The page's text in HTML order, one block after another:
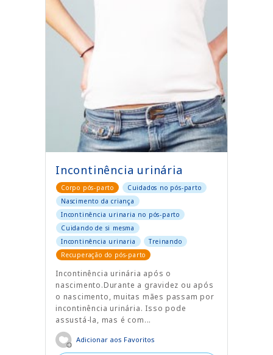
Incontinência urinária
Corpo pós-parto
Cuidados no pós-parto
Nascimento da criança
Incontinência urinaria no pós-parto
Cuidando de si mesma
Incontinência urinaria
Treinando
Recuperação do pós-parto
Incontinência urinária após o
nascimento.Durante a gravidez ou após
o nascimento, muitas mães passam por
incontinência urinária. Isso pode
assustá-la, mas é com...
Adicionar aos Favoritos